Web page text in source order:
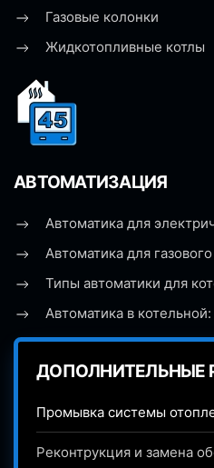
Газовые колонки
Жидкотопливные котлы
АВТОМАТИЗАЦИЯ
Автоматика для
Автоматика для
Типы автоматики для
Автоматика в
ДОПОЛНИТЕЛЬНЫЕ
Промывка системы
Реконтрукция и замена